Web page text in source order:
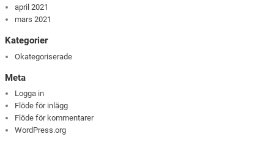
april 2021
mars 2021
Kategorier
Okategoriserade
Meta
Logga in
Flöde för inlägg
Flöde för kommentarer
WordPress.org